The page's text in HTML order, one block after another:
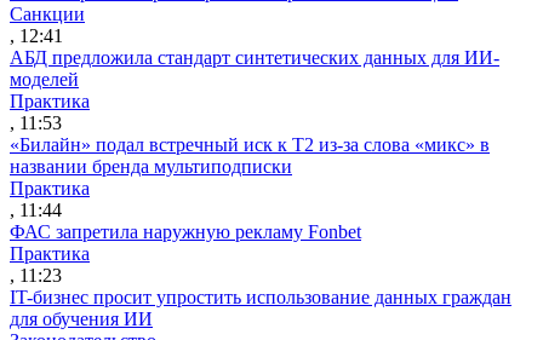
Санкции
, 12:41
АБД предложила стандарт синтетических данных для ИИ-
моделей
Практика
, 11:53
«Билайн» подал встречный иск к Т2 из-за слова «микс» в
названии бренда мультиподписки
Практика
, 11:44
ФАС запретила наружную рекламу Fonbet
Практика
, 11:23
IT-бизнес просит упростить использование данных граждан
для обучения ИИ